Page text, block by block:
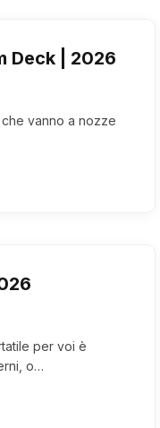
Deck | 2026
vanno a nozze
per voi è
o…